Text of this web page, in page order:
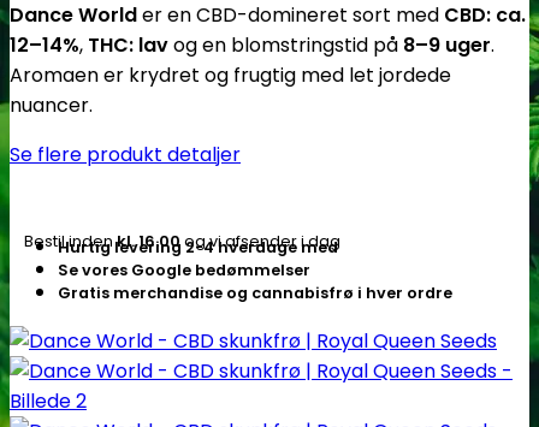
CBD
skunkfrø
|
Royal
Queen
Seeds
Dance Worlder en CBD-domineret sort med CBD: ca.
12–14%, THC: lavog en blomstringstid på 8–9 uger.
Aromaen er krydret og frugtig med let jordede
nuancer.
Se flere produkt detaljer
Bestil indenkl. 16.00og vi afsender i dag
Hurtig levering 2-4 hverdage med
Se vores Google bedømmelser
Gratis merchandise og cannabisfrø i hver ordre